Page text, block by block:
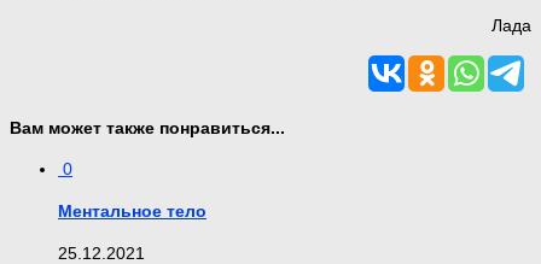
Лада
Вам может также понравиться...
0
Ментальное тело
25.12.2021